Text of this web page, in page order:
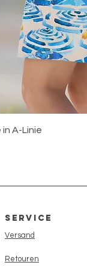
in A-Linie
Service
Versand
Retouren